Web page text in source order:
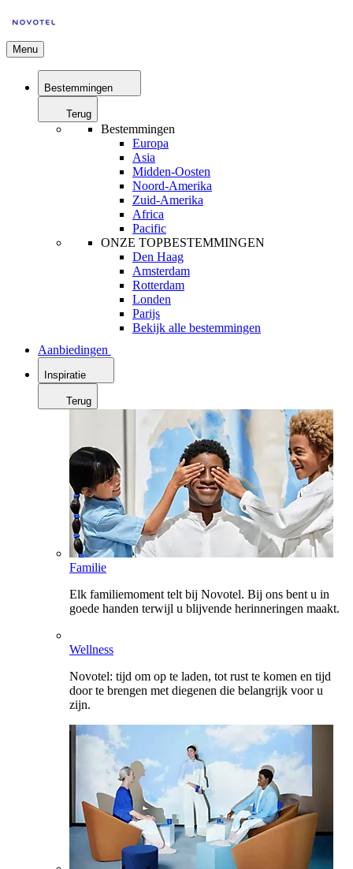
Menu
Bestemmingen
Terug
Bestemmingen
Europa
Asia
Midden-Oosten
Noord-Amerika
Zuid-Amerika
Africa
Pacific
ONZE TOPBESTEMMINGEN
Den Haag
Amsterdam
Rotterdam
Londen
Parijs
Bekijk alle bestemmingen
Aanbiedingen
Inspiratie
Terug
Familie
Elk familiemoment telt bij Novotel. Bij ons bent u in
goede handen terwijl u blijvende herinneringen maakt.
Wellness
Novotel: tijd om op te laden, tot rust te komen en tijd
door te brengen met diegenen die belangrijk voor u
zijn.